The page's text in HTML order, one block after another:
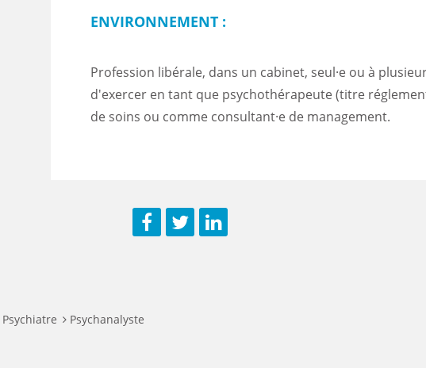
ENVIRONNEMENT :
Profession libérale, dans un cabinet, seul·e ou à
d'exercer en tant que psychothérapeute (titre
de soins ou comme consultant·e de management.
Psychiatre Psychanalyste